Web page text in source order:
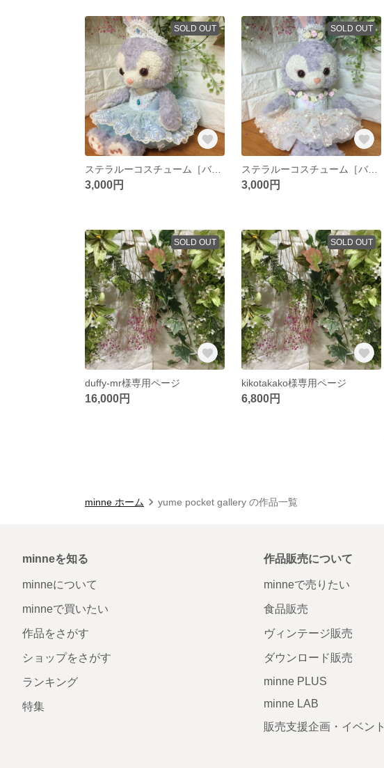
SOLD OUT
ステラルーコスチューム［バレエチュチュ］
3,000円
SOLD OUT
ステラルーコスチューム［バレエチュチュ］
3,000円
SOLD OUT
duffy-mr様専用ページ
16,000円
SOLD OUT
kikotakako様専用ページ
6,800円
minne ホーム yume pocket gallery の作品一覧
minneを知る
minneについて
minneで買いたい
作品をさがす
ショップをさがす
ランキング
特集
作品販売について
minneで売りたい
食品販売
ヴィンテージ販売
ダウンロード販売
minne PLUS
minne LAB
販売支援企画・イベント